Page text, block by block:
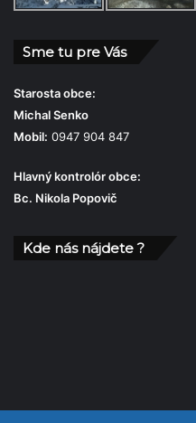
Sme tu pre Vás
Starosta obce:
Michal Senko
Mobil: 0947 904 847
Hlavný kontrolór obce:
Bc. Nikola Popovič
Kde nás nájdete ?